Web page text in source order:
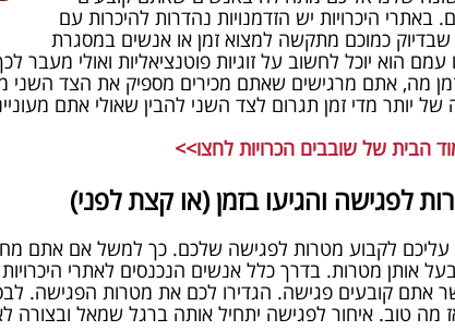
באתרי היכרויות יש הזדמנויות נהדרות להיכרות עם
כמוכם מתקשה למצוא זמן או אנשים במסגרת
עמם הוא יוכל לחשוב על זוגיות פוטנציאליות ואולי
מה, אתם מרגישים שאתם מכירים מספיק את הצד השני
של יותר מדי זמן תגרום לצד השני להבין שאולי אתם
הבית של שובבים הכרויות לחצו>>
לפגישה והגיעו בזמן (או קצת לפני)
עליכם לקבוע מטרות לפגישה שלכם. כך למשל אם אתם
אותן מטרות. בדרך כלל אנשים הנכנסים לאתרי
אתם קובעים פגישה. הגדירו לכם את מטרות הפגישה.
מה טוב. איחור לפגישה יתחיל אותה ברגל שמאל ובצורה